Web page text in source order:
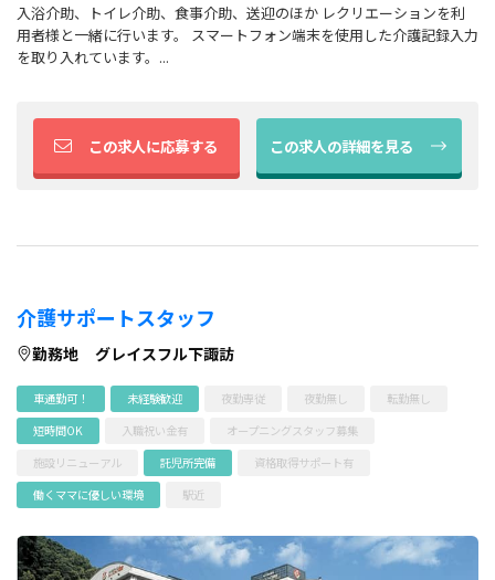
入浴介助、トイレ介助、食事介助、送迎のほか レクリエーションを利
用者様と一緒に行います。 スマートフォン端末を使用した介護記録入力
を取り入れています。...
この求人に応募する この求人の詳細を見る
介護サポートスタッフ
勤務地 グレイスフル下諏訪
車通勤可！ 未経験歓迎 夜勤専従 夜勤無し
転勤無し
短時間OK
入職祝い金有
オープニングスタッフ募集
施設リニューアル
託児所完備
資格取得サポート有
働くママに優しい環境
駅近